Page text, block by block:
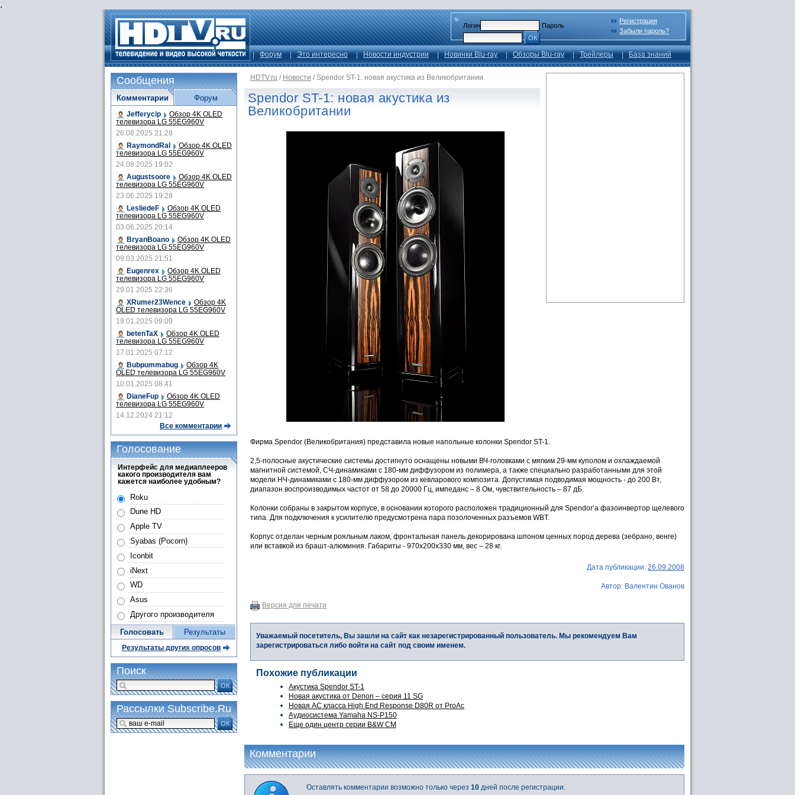
.
Логин
Пароль
ОК
Регистрация
Забыли пароль?
Форум Это интересно Новости индустрии Новинки Blu-ray Обзоры Blu-ray Трейлеры База знаний
HDTV.ru / Новости / Spendor ST-1: новая акустика из Великобритании
Spendor ST-1: новая акустика из
Великобритании
Фирма Spendor (Великобритания) представила новые напольные колонки Spendor ST-1.
2,5-полосные акустические системы достигнуто оснащены новыми ВЧ-головками с мягким 29-мм куполом и охлаждаемой
магнитной системой, СЧ-динамиками с 180-мм диффузором из полимера, а также специально разработанными для этой
модели НЧ-динамиками с 180-мм диффузором из кевларового композита. Допустимая подводимая мощность - до 200 Вт,
диапазон воспроизводимых частот от 58 до 20000 Гц, импеданс – 8 Ом, чувствительность – 87 дБ.
Колонки собраны в закрытом корпусе, в основании которого расположен традиционный для Spendor’а фазоинвертор щелевого
типа. Для подключения к усилителю предусмотрена пара позолоченных разъемов WBT.
Корпус отделан черным рояльным лаком, фронтальная панель декорирована шпоном ценных пород дерева (зебрано, венге)
или вставкой из брашт-алюминия. Габариты - 970x200x330 мм, вес – 28 кг.
Дата публикации: 26.09.2008
Автор: Валентин Ованов
Версия для печати
Уважаемый посетитель, Вы зашли на сайт как незарегистрированный пользователь. Мы рекомендуем Вам
зарегистрироваться либо войти на сайт под своим именем.
Похожие публикации
Акустика Spendor ST-1
Новая акустика от Denon – серия 11 SG
Новая АС класса High End Response D80R от ProAc
Аудиосистема Yamaha NS-P150
Еще один центр серии B&W CM
Комментарии
Оставлять комментарии возможно только через 10 дней после регистрации.
Сообщения
Комментарии
Jefferycip Обзор 4K OLED
телевизора LG 55EG960V
26.08.2025 21:28
RaymondRal
Обзор 4K OLED
телевизора LG 55EG960V
24.08.2025 19:02
Augustsoore
Обзор 4K OLED
телевизора LG 55EG960V
23.06.2025 19:28
LesliedeF
Обзор 4K OLED
телевизора LG 55EG960V
03.06.2025 20:14
BryanBoano
Обзор 4K OLED
телевизора LG 55EG960V
09.03.2025 21:51
Eugenrex
Обзор 4K OLED
телевизора LG 55EG960V
29.01.2025 22:36
XRumer23Wence
Обзор 4K
OLED телевизора LG 55EG960V
19.01.2025 09:09
betenTaX
Обзор 4K OLED
телевизора LG 55EG960V
17.01.2025 07:12
Bubpummabug
Обзор 4K
OLED телевизора LG 55EG960V
10.01.2025 08:41
DianeFup
Обзор 4K OLED
телевизора LG 55EG960V
14.12.2024 21:12
Все комментарии
Форум
Голосование
Интерфейс для медиаплееров
какого производителя вам
кажется наиболее удобным?
Roku
Dune HD
Apple TV
Syabas (Pocorn)
Iconbit
iNext
WD
Asus
Другого производителя
Голосовать Результаты
Результаты других опросов
Поиск
ОК
Рассылки Subscribe.Ru
ОК